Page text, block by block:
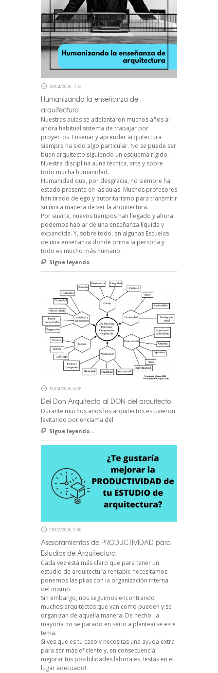
30/04/2026, 7:32
Humanizando la enseñanza de
arquitectura
Nuestras aulas se adelantaron muchos años al
ahora habitual sistema de trabajar por
proyectos. Enseñar y aprender arquitectura
siempre ha sido algo particular. No se puede ser
buen arquitecto siguiendo un esquema rígido.
Nuestra disciplina aúna técnica, arte y sobre
todo mucha humanidad.
Humanidad que, por desgracia, no siempre ha
estado presente en las aulas. Muchos profesores
han tirado de ego y autoritarismo para transmitir
su única manera de ver la arquitectura.
Por suerte, nuevos tiempos han llegado y ahora
podemos hablar de una enseñanza líquida y
expandida. Y, sobre todo, en algunas Escuelas
de una enseñanza donde prima la persona y
todo es mucho más humano.
Sigue leyendo...
16/04/2026, 8:26
Del Don Arquitecto al DON del arquitecto.
Durante muchos años los arquitectos estuvieron
levitando por enciama del
Sigue leyendo...
25/02/2026, 9:00
Asesoramientos de PRODUCTIVIDAD para
Estudios de Arquitectura
Cada vez está más claro que para tener un
estudio de arquitectura rentable necesitamos
ponernos las pilas con la organización interna
del mismo.
Sin embargo, nos seguimos encontrando
muchos arquitectos que van como pueden y se
organizan de aquella manera. De hecho, la
mayoría no se parado en serio a plantearse este
tema.
Si ves que es tu caso y necesitas una ayuda extra
para ser más eficiente y, en consecuencia,
mejorar tus posibilidades laborales, !estás en el
lugar adecuado!